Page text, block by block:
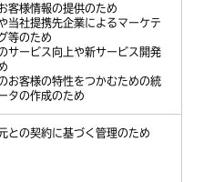
客様情報の提供のため
当社提携先企業によるマーケテ
等のため
サービス向上や新サービス開発
お客様の特性をつかむための統
タの作成のため
との契約に基づく管理のため